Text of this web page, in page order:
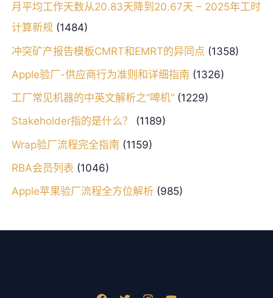
月平均工作天数从20.83天降到20.67天 – 2025年工时
计算新规(1484)
冲突矿产报告模板CMRT和EMRT的异同点 (1358)
Apple验厂-供应商行为准则和详细指南 (1326)
工厂常见机器的中英文解析之“啤机”(1229)
Stakeholder指的是什么？
(1189)
Wrap验厂流程完全指南 (1159)
RBA会员列表 (1046)
Apple苹果验厂流程全方位解析(985)